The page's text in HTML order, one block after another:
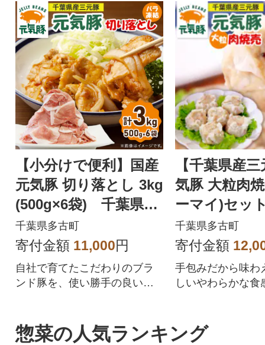
【小分けで便利】国産
元気豚 切り落とし 3kg
(500g×6袋) 千葉県産
三元豚 パラパラ凍結
千葉県多古町
寄付金額 11,000円
自社で育てたこだわりのブラ
ンド豚を、使い勝手の良いパ
【千葉県産
気豚 大粒肉
ーマイ)セッ
(50g×42個)
千葉県多古町
寄付金額
手包みだから味わ
しいやわらかな食
惣菜の人気ランキング